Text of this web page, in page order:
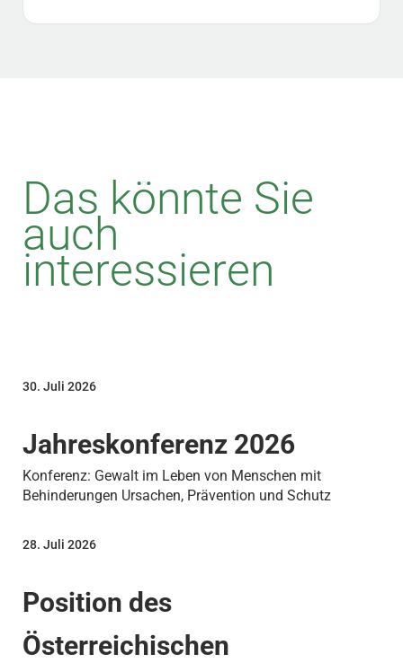
Das könnte Sie
auch
interessieren
Jahreskonferenz 2026
30. Juli 2026
Konferenz: Gewalt im Leben von Menschen mit
Behinderungen Ursachen, Prävention und Schutz
Position des
Österreichischen
28. Juli 2026